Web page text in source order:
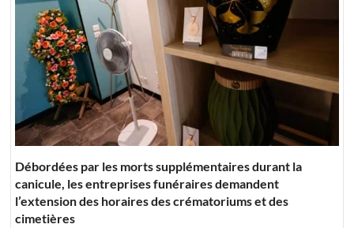
Débordées par les morts supplémentaires durant la
canicule, les entreprises funéraires demandent
l’extension des horaires des crématoriums et des
cimetières